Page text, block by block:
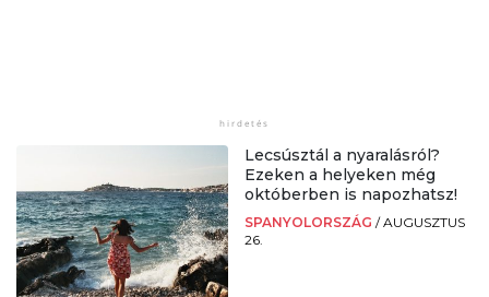
Lecsúsztál a nyaralásról?
Ezeken a helyeken még
októberben is napozhatsz!
SPANYOLORSZÁG /AUGUSZTUS
26.